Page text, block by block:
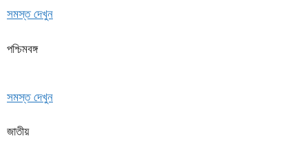
সমস্ত দেখুন
পশ্চিমবঙ্গ
সমস্ত দেখুন
জাতীয়